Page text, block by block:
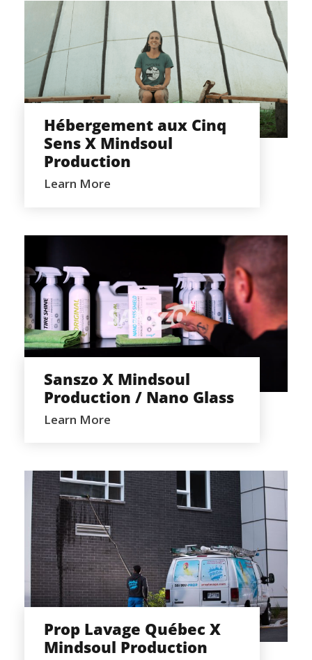
HÉBERGEMENT AUX CINQ SENS X
MINDSOUL PRODUCTION
Hébergement aux Cinq
Sens X Mindsoul
Production
Learn More
SANSZO X MINDSOUL PRODUCTION /
NANO GLASS
Sanszo X Mindsoul
Production / Nano Glass
Learn More
PROP LAVAGE QUÉBEC X MINDSOUL
PRODUCTION
Prop Lavage Québec X
Mindsoul Production